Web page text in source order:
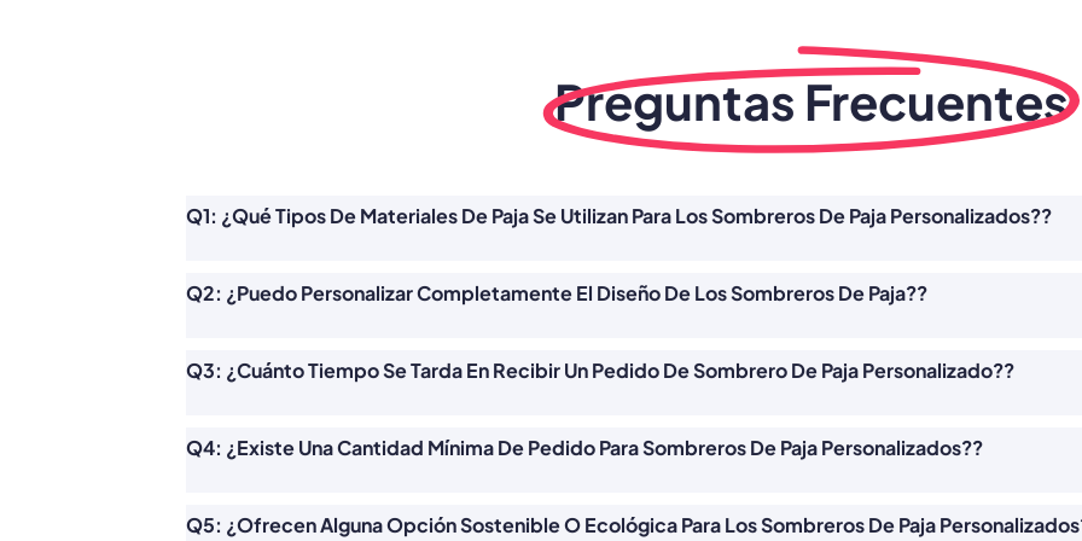
Preguntas Frecuentes
Q1: ¿Qué Tipos De Materiales De Paja Se Utilizan Para Los Sombreros De Paja Personalizados??
Q2: ¿Puedo Personalizar Completamente El Diseño De Los Sombreros De Paja??
Q3: ¿Cuánto Tiempo Se Tarda En Recibir Un Pedido De Sombrero De Paja Personalizado??
Q4: ¿Existe Una Cantidad Mínima De Pedido Para Sombreros De Paja Personalizados??
Q5: ¿Ofrecen Alguna Opción Sostenible O Ecológica Para Los Sombreros De Paja